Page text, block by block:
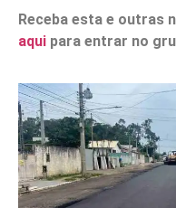
Receba esta e outras
aqui para entrar no